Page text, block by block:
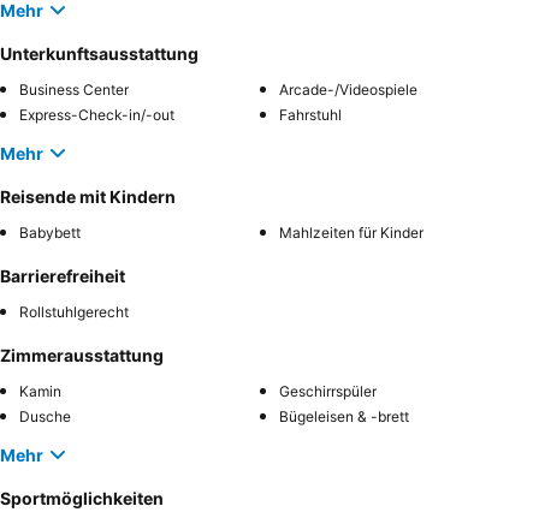
Mehr
Unterkunftsausstattung
Business Center
Arcade-/Videospiele
Express-Check-in/-out
Fahrstuhl
Mehr
Reisende mit Kindern
Babybett Mahlzeiten für Kinder
Barrierefreiheit
Rollstuhlgerecht
Zimmerausstattung
Kamin
Geschirrspüler
Dusche
Bügeleisen & -brett
Mehr
Sportmöglichkeiten